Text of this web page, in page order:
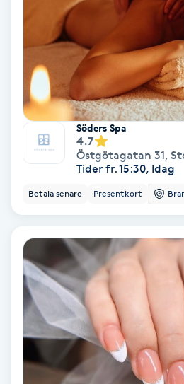
Fransförlängning
Fransförlängning Megavolym
Fransförlängning Volym
Fransk manikyr
Fransrengöring
Friskvård
Friskvårdsmassage
Funktionsanalys
Söders Spa
4.7
Östgötagatan 31,
Tider fr. 15:30, Idag
Betala senare Presentkort